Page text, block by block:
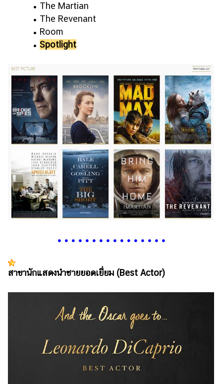
• The Martian
• The Revenant
• Room
• Spotlight
• • • • • • • • • • • • • • • •
สาขานักแสดงนำชายยอดเยี่ยม (Best Actor)